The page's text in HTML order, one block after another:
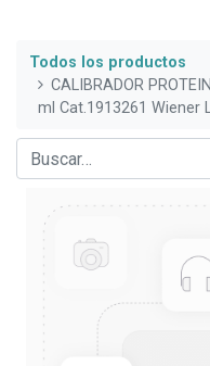
Todos los productos
CALIBRADOR
ml Cat.1913261 Wiener